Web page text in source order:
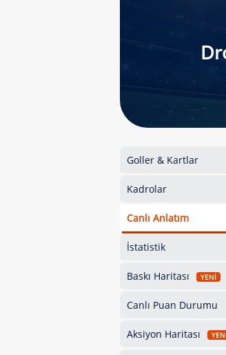
Goller & Kartlar
Kadrolar
Canlı Anlatım
İstatistik
Baskı Haritası YENİ
Canlı Puan Durumu
Aksiyon Haritası